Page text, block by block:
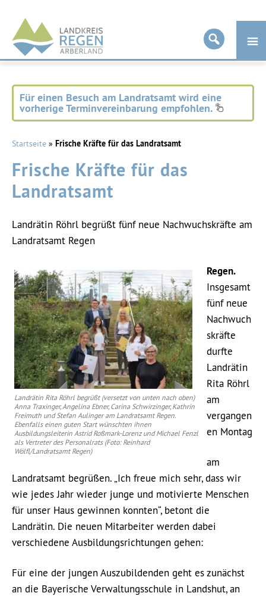
Landkreis
Regen
Für einen Besuch am Landratsamt wird eine
vorherige Terminvereinbarung empfohlen.
Startseite » Frische Kräfte für das Landratsamt
Frische Kräfte für das
Landratsamt
Landrätin Röhrl begrüßt fünf neue Nachwuchskräfte am
Landratsamt Regen
Landrätin Rita Röhrl begrüßt (versetzt von unten nach oben)
Anna Traxinger, Angelina Ebner, Carina Schwirzinger, Kathrin
Freimuth und Stefan Aulinger am Landratsamt Regen.
Ebenfalls einen guten Start wünschten ihnen
Ausbildungsleiterin Astrid Roßmark-Lorenz und Michael Fenzl
als Vertreter des Personalrats (Foto: Reinhard
Wölfl/Landratsamt Regen)
Regen.
Insgesamt
fünf neue
Nachwuch
skräfte
durfte
Landrätin
Rita Röhrl
am
vergangen
en Montag
am
Landratsamt begrüßen. „Ich freue mich sehr, dass wir
wie jedes Jahr wieder junge und motivierte Menschen
für unser Haus gewinnen konnten“, betont die
Landrätin. Die neuen Mitarbeiter werden dabei
verschiedene Ausbildungsrichtungen gehen:
Für eine der jungen Auszubildenden geht es zunächst
an die Bayerische Verwaltungsschule in Landshut, an